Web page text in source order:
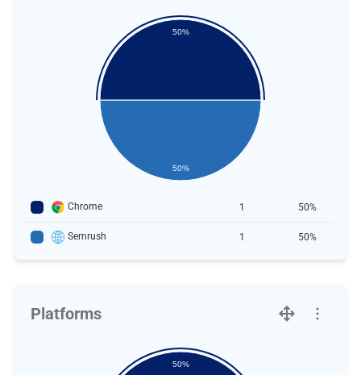
50%
50%
Chrome 1 50%
Semrush 1 50%
Platforms
50%